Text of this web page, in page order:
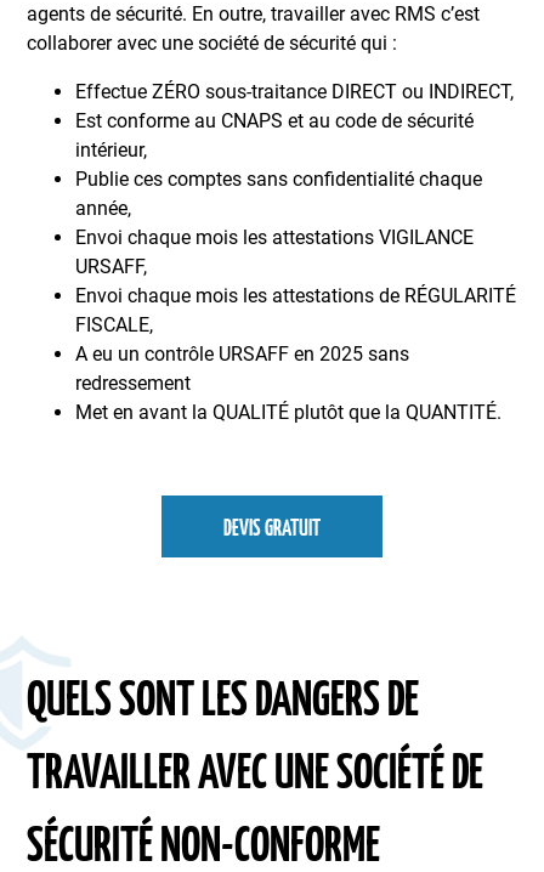
agents de sécurité. En outre, travailler avec RMS c’est
collaborer avec une société de sécurité qui :
Effectue ZÉRO sous-traitance DIRECT ou INDIRECT,
Est conforme au CNAPS et au code de sécurité
intérieur,
Publie ces comptes sans confidentialité chaque
année,
Envoi chaque mois les attestations VIGILANCE
URSAFF,
Envoi chaque mois les attestations de RÉGULARITÉ
FISCALE,
A eu un contrôle URSAFF en 2025 sans
redressement
Met en avant la QUALITÉ plutôt que la QUANTITÉ.
DEVIS GRATUIT
QUELS SONT LES DANGERS DE
TRAVAILLER AVEC UNE SOCIÉTÉ DE
SÉCURITÉ NON-CONFORME